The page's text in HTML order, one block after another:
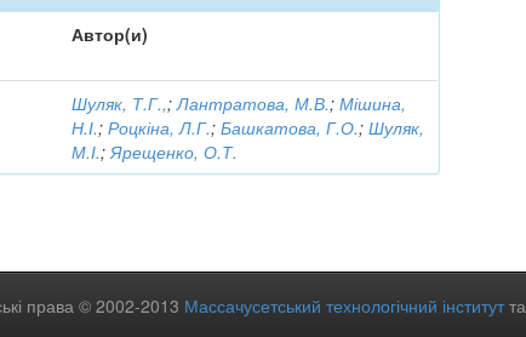
Автор(и)
Шуляк, Т.Г.,;Лантратова, М.В.;Мішина,
Н.І.;Роцкіна, Л.Г.;Башкатова, Г.О.;Шуляк,
М.І.;Ярещенко, О.Т.
права © 2002-2013 Массачусетський технологічний інститутта